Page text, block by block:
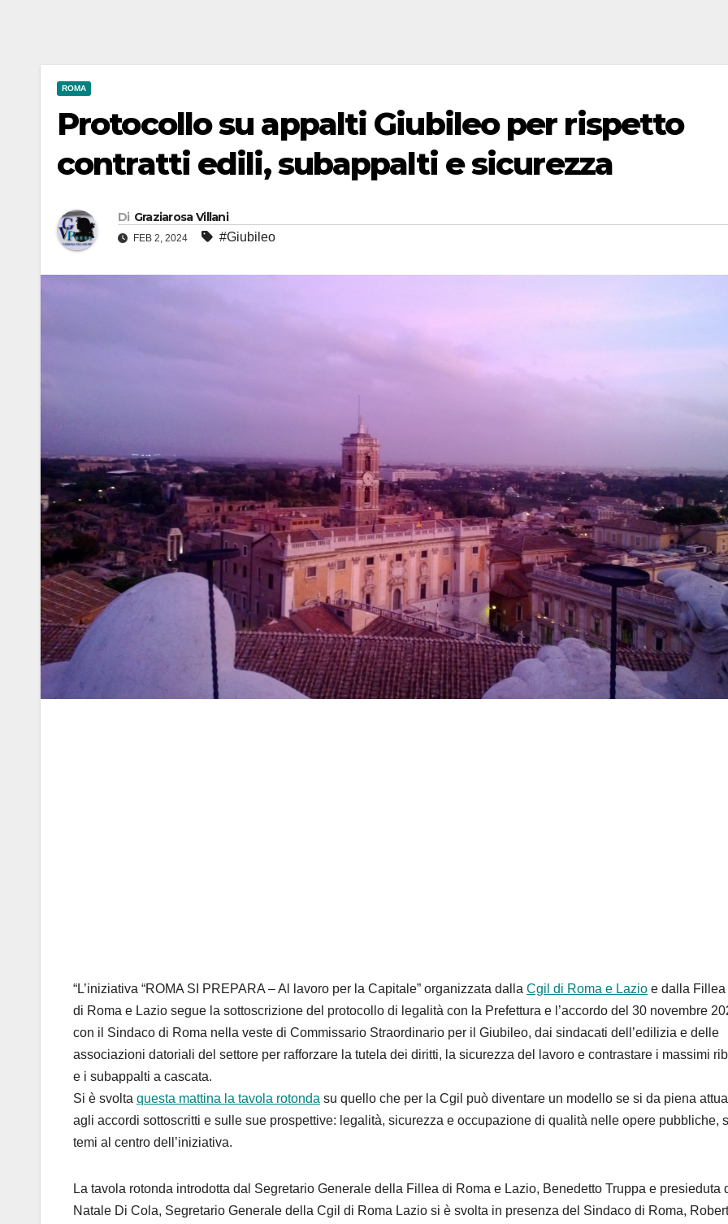
ROMA
Protocollo su appalti Giubileo per rispetto
contratti edili, subappalti e sicurezza
Di Graziarosa Villani
FEB 2, 2024 #Giubileo
“L’iniziativa “ROMA SI PREPARA – Al lavoro per la Capitale” organizzata dalla Cgil di Roma e Lazio e dalla Fillea
di Roma e Lazio segue la sottoscrizione del protocollo di legalità con la Prefettura e l’accordo del 30 novembre
con il Sindaco di Roma nella veste di Commissario Straordinario per il Giubileo, dai sindacati dell’edilizia e delle
associazioni datoriali del settore per rafforzare la tutela dei diritti, la sicurezza del lavoro e contrastare i massimi
e i subappalti a cascata.
Si è svolta questa mattina la tavola rotonda su quello che per la Cgil può diventare un modello se si da piena
agli accordi sottoscritti e sulle sue prospettive: legalità, sicurezza e occupazione di qualità nelle opere pubbliche,
temi al centro dell’iniziativa.
La tavola rotonda introdotta dal Segretario Generale della Fillea di Roma e Lazio, Benedetto Truppa e presieduta
Natale Di Cola, Segretario Generale della Cgil di Roma Lazio si è svolta in presenza del Sindaco di Roma,